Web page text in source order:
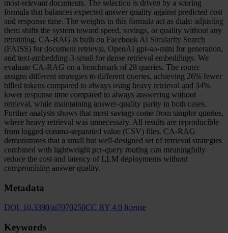
most-relevant documents. The selection is driven by a scoring
formula that balances expected answer quality against predicted cost
and response time. The weights in this formula act as dials: adjusting
them shifts the system toward speed, savings, or quality without any
retraining. CA-RAG is built on Facebook AI Similarity Search
(FAISS) for document retrieval, OpenAI gpt-4o-mini for generation,
and text-embedding-3-small for dense retrieval embeddings. We
evaluate CA-RAG on a benchmark of 28 queries. The router
assigns different strategies to different queries, achieving 26% fewer
billed tokens compared to always using heavy retrieval and 34%
lower response time compared to always answering without
retrieval, while maintaining answer-quality parity in both cases.
Further analysis shows that most savings come from simpler queries,
where heavy retrieval was unnecessary. All results are reproducible
from logged comma-separated value (CSV) files. CA-RAG
demonstrates that a small but well-designed set of retrieval strategies
combined with lightweight per-query routing can meaningfully
reduce the cost and latency of LLM deployments without
compromising answer quality.
Metadata
DOI: 10.3390/ai7070250CC BY 4.0 license
Keywords